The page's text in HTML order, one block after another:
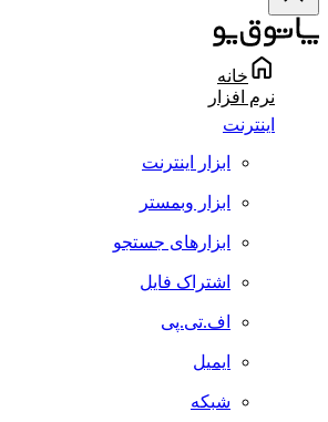
خانه
نرم افزار
اینترنت
ابزار اینترنت
ابزار وبمستر
ابزارهای جستجو
اشتراک فایل
اف.تی.پی
ایمیل
شبکه